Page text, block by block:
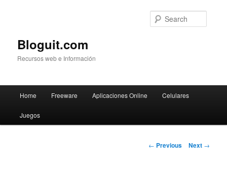
Bloguit.com
Recursos web e Información
Skip
to
Home Freeware Aplicaciones Online Celulares
Juegos
Post
← Previous Next →